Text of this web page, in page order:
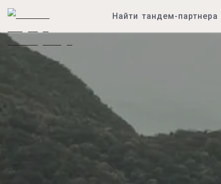
Найти тандем-партнера